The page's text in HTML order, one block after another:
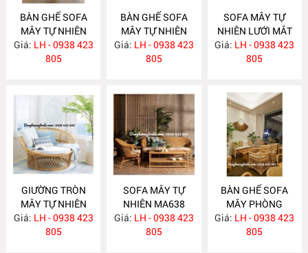
BÀN GHẾ SOFA
MÂY TỰ NHIÊN
MA663
Giá: LH - 0938 423
805
BÀN GHẾ SOFA
MÂY TỰ NHIÊN
MA657
Giá: LH - 0938 423
805
SOFA MÂY TỰ
NHIÊN LƯỚI MẮT
CÁO MA656
Giá: LH - 0938 423
805
GIƯỜNG TRÒN
MÂY TỰ NHIÊN
MA652
Giá: LH - 0938 423
805
SOFA MÂY TỰ
NHIÊN MA638
Giá: LH - 0938 423
805
BÀN GHẾ SOFA
MÂY PHÒNG
KHÁCH HIỆN ĐẠI
MA637
Giá: LH - 0938 423
805